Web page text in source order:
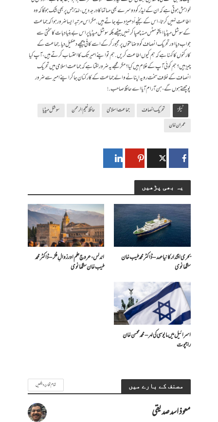
خواہش ہوتی ہے کہ ان کے لیڈر کو دوسرے بھی مہاتما کا درجہ دیں ، لہٰذا جس پر بھی شک ہوگا کہ وہ
اطاعت نہیں کرتا ، اس کے بخیے اُدھیڑ دیے جاتے ہیں . مگر اس مرتبہ ایسا ضرور ہوا کہ جماعت
کے سوشل میڈیا ایکٹوسٹس منہ چھپا کر نہیں بیٹھے بلکہ سوشل میڈیا پر اس بے بنیاد بات کا سختی سے
جواب دیا اورتحریک انصاف کو وضاحتوں پر مجبور کرکے اسے کافی پیچھے دھکیل دیا . جماعت کے
کارکنوں کا کہنا ہے کہ ہم کیوں اطاعت کریں . ہم تو اپنے امیر تک کا احتساب کرتے ہیں، آپ کیا
چیز ہیں؟ ہم کوئی آپ کے غلام ہیں کیا ؟ مگر مجھے یہ ضرور لگتا ہے کہ جماعت اسلامی میں تحریک
انصاف کے خلاف سخت رویہ اپنانے والے جماعت کے کارکنان جا کر اپنے امیر سےضرور
پوچھتے ہوں گے،ہن آرام آیا اے حافظ صاحب.!
ٹیگز تحریک انصاف جماعت اسلامی حافظ نعیم الرحمن
سوشل میڈیا
عمران خان
یہ بھی پڑھیں
بحری اقتدار کا نیا عہد – ڈاکٹر محمد طیب خان
سنگھانوی
اندلس، عروجِ علم اور زوالِ فکر – ڈاکٹر محمد
طیب خان سنگھانوی
اسرائیل میں مایوسی کی لہر – محمد محسن خان
راجپوت
مصنف کے بارے میں تمام تحاریر دیکھیں
معوذ اسد صدیقی